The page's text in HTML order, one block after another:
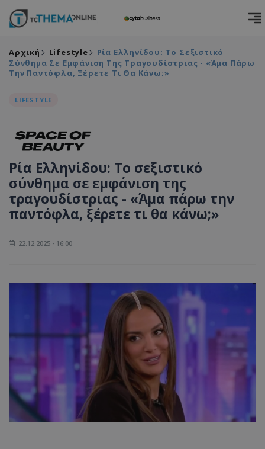
Αρχική Lifestyle
Ρία Ελληνίδου: Το Σεξιστικό
Σύνθημα Σε Εμφάνιση Της Τραγουδίστριας - «Άμα Πάρω
Την Παντόφλα, Ξέρετε Τι Θα Κάνω;»
LIFESTYLE
Ρία Ελληνίδου: Το σεξιστικό
σύνθημα σε εμφάνιση της
τραγουδίστριας - «Άμα πάρω την
παντόφλα, ξέρετε τι θα κάνω;»
22.12.2025 - 16:00